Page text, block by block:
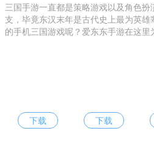
三国手游一直都是策略游戏以及角色
支，毕竟东汉末年是古代史上最为英
的手机三国游戏呢？爱东东手游在这
下载 下载